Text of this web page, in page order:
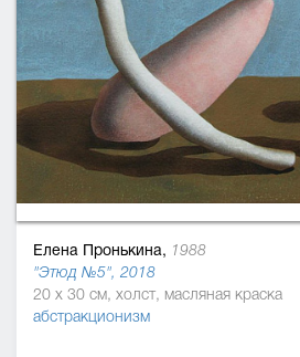
Елена Пронькина, 1988
"Этюд №5", 2018
20 x 30 см, холст, масляная краска
абстракционизм